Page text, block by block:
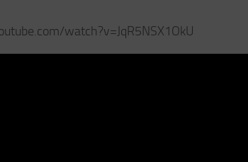
watch?v=JqR5NSX1OkU